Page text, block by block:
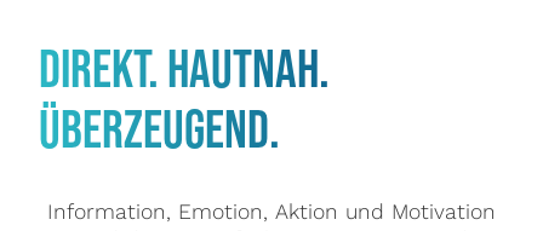
DIREKT. HAUTNAH.
ÜBERZEUGEND.
Information, Emotion, Aktion und Motivation